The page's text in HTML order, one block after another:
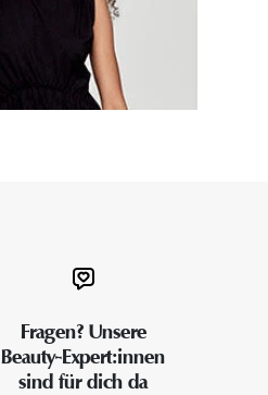
Fragen? Unsere
Beauty-Expert:innen
sind für dich da